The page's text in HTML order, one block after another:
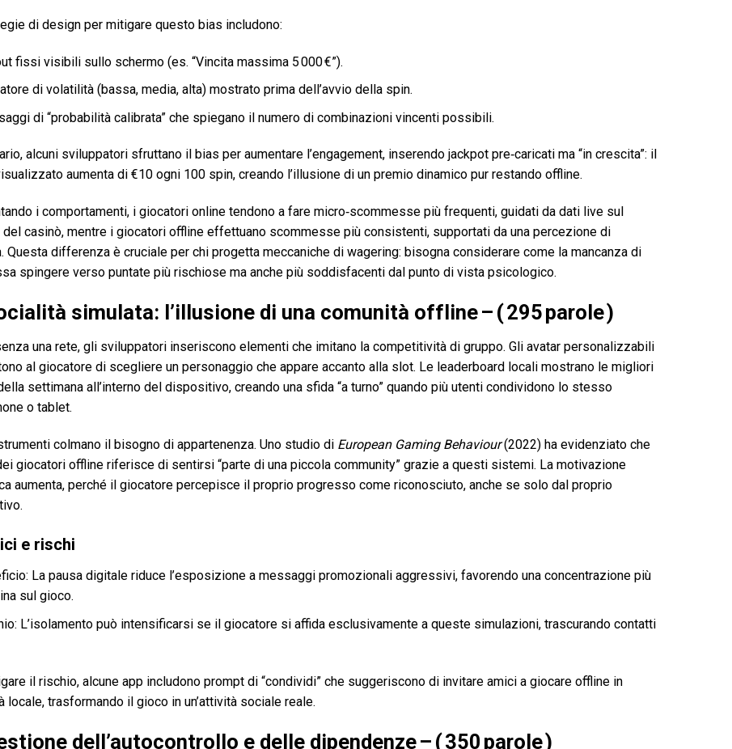
di design per mitigare questo bias includono:
fissi visibili sullo schermo (es. “Vincita massima 5 000 €”).
di volatilità (bassa, media, alta) mostrato prima dell’avvio della spin.
di “probabilità calibrata” che spiegano il numero di combinazioni vincenti possibili.
alcuni sviluppatori sfruttano il bias per aumentare l’engagement, inserendo jackpot pre‑caricati ma “in crescita”: il
aumenta di €10 ogni 100 spin, creando l’illusione di un premio dinamico pur restando offline.
i comportamenti, i giocatori online tendono a fare micro‑scommesse più frequenti, guidati da dati live sul
del casinò, mentre i giocatori offline effettuano scommesse più consistenti, supportati da una percezione di
Questa differenza è cruciale per chi progetta meccaniche di wagering: bisogna considerare come la mancanza di
spingere verso puntate più rischiose ma anche più soddisfacenti dal punto di vista psicologico.
simulata: l’illusione di una comunità offline – ( 295 parole )
una rete, gli sviluppatori inseriscono elementi che imitano la competitività di gruppo. Gli avatar personalizzabili
al giocatore di scegliere un personaggio che appare accanto alla slot. Le leaderboard locali mostrano le migliori
settimana all’interno del dispositivo, creando una sfida “a turno” quando più utenti condividono lo stesso
o tablet.
colmano il bisogno di appartenenza. Uno studio di European Gaming Behaviour(2022) ha evidenziato che
giocatori offline riferisce di sentirsi “parte di una piccola community” grazie a questi sistemi. La motivazione
aumenta, perché il giocatore percepisce il proprio progresso come riconosciuto, anche se solo dal proprio
e rischi
La pausa digitale riduce l’esposizione a messaggi promozionali aggressivi, favorendo una concentrazione più
sul gioco.
L’isolamento può intensificarsi se il giocatore si affida esclusivamente a queste simulazioni, trascurando contatti
il rischio, alcune app includono prompt di “condividi” che suggeriscono di invitare amici a giocare offline in
locale, trasformando il gioco in un’attività sociale reale.
dell’autocontrollo e delle dipendenze – ( 350 parole )